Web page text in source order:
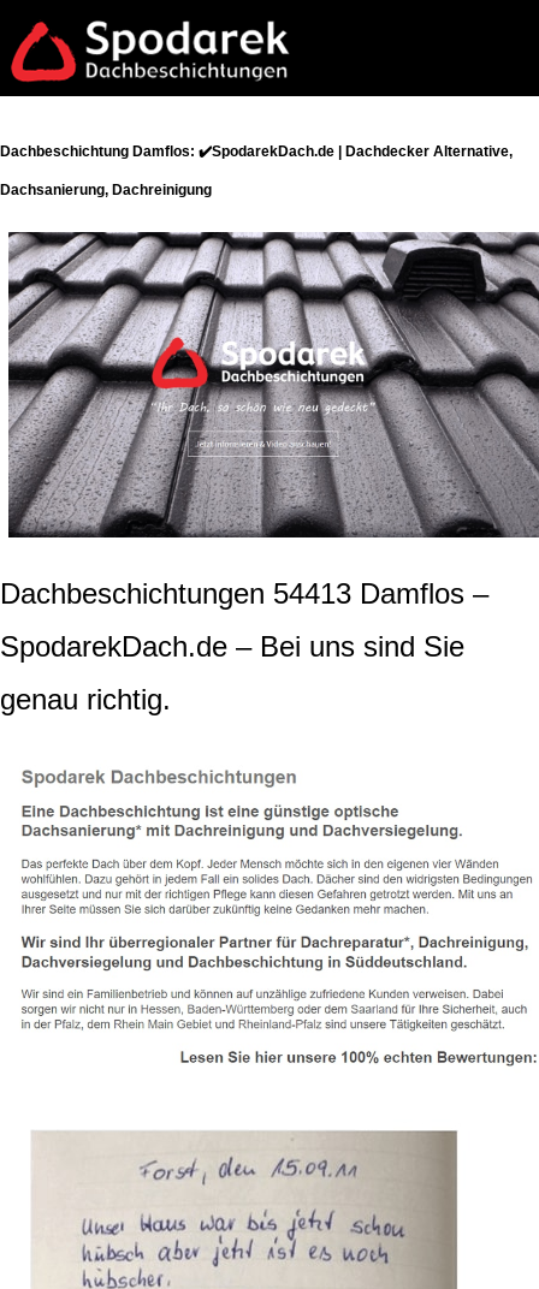
Dachbeschichtung Damflos: ✔️SpodarekDach.de | Dachdecker Alternative,
Dachsanierung, Dachreinigung
Dachbeschichtungen 54413 Damflos –
SpodarekDach.de – Bei uns sind Sie
genau richtig.